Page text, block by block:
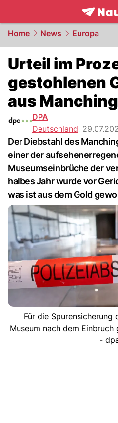
Home News Europa
Urteil im
gestohlenen
aus Manching
DPA
Deutschland,
Der Diebstahl des
einer der
Museumseinbrüche der
halbes Jahr wurde vor
was ist aus dem Gold
Für die Spurensicherung
Museum nach dem
-